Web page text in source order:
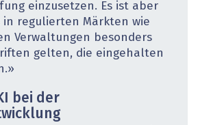
einzusetzen. Es ist aber
in regulierten Märkten wie
Verwaltungen besonders
gelten, die eingehalten
bei der